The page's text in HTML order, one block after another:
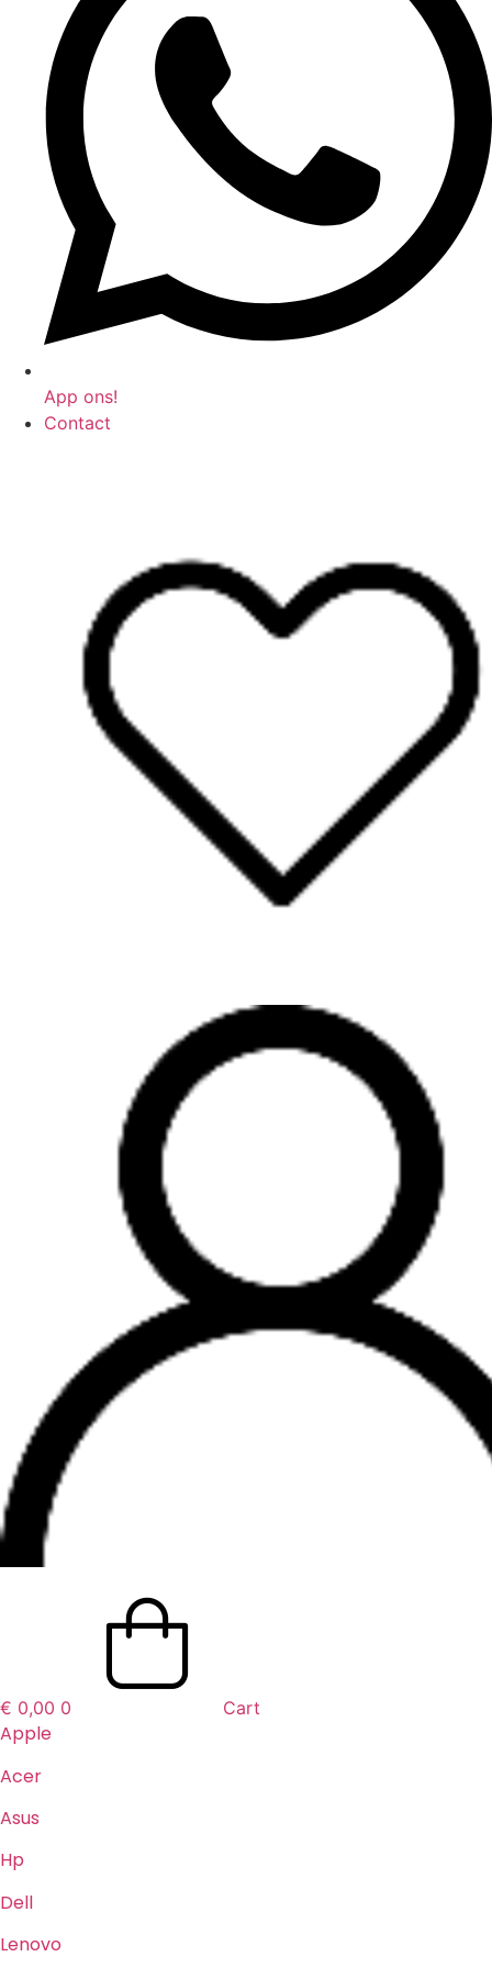
App ons!
Contact
€ 0,00 0 Cart
Apple
Acer
Asus
Hp
Dell
Lenovo